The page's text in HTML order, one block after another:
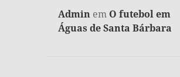
Admin em O futebol em
Águas de Santa Bárbara